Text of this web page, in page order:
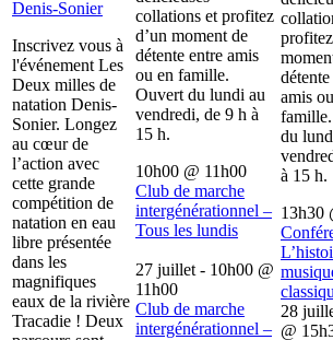
Denis-Sonier
Inscrivez vous à
l'événement Les
Deux milles de
natation Denis-
Sonier. Longez
au cœur de
l’action avec
cette grande
compétition de
natation en eau
libre présentée
dans les
magnifiques
eaux de la rivière
Tracadie ! Deux
collations et profitez
d’un moment de
détente entre amis
ou en famille.
Ouvert du lundi au
vendredi, de 9 h à
15 h.
10h00 @ 11h00
Club de marche
intergénérationnel –
Tous les lundis
27 juillet - 10h00 @
11h00
Club de marche
intergénérationnel –
amis
du
à 15 h.
13h30
28
@